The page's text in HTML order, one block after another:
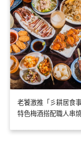
老饕激推「彡耕居食
特色梅酒搭配職人串